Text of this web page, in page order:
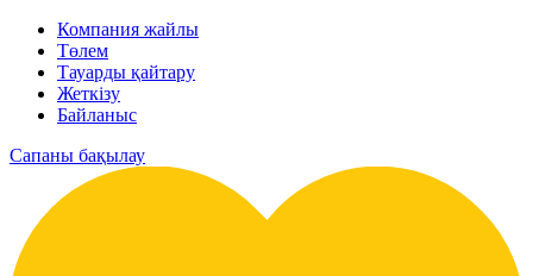
Компания жайлы
Төлем
Тауарды қайтару
Жеткізу
Байланыс
Сапаны бақылау